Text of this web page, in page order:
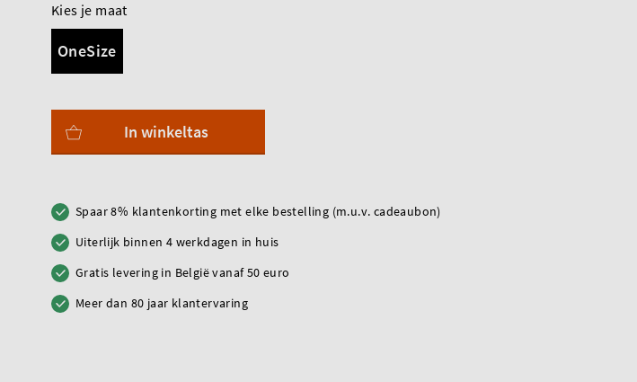
Kies je maat
OneSize
In winkeltas
Spaar 8% klantenkorting met elke bestelling (m.u.v. cadeaubon)
Uiterlijk binnen 4 werkdagen in huis
Gratis levering in België vanaf 50 euro
Meer dan 80 jaar klantervaring